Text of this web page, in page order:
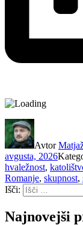
Avtor
avgusta, 2026
hvaležnost,
Romanje, skupnost,
Išči:
Najnovejši